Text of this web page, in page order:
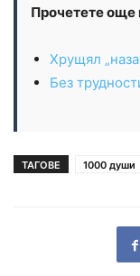
Прочетете още
Хрущял
Без
ТАГОВЕ 1000 души